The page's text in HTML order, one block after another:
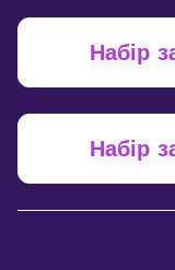
Набір
Набір